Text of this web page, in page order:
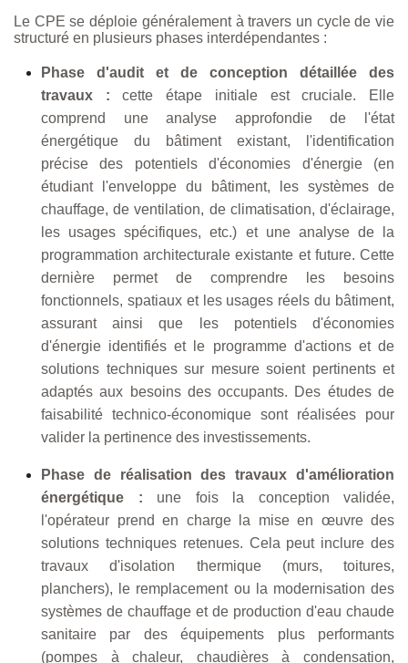
Le CPE se déploie généralement à travers un cycle de vie
structuré en plusieurs phases interdépendantes :
Phase d'audit et de conception détaillée des
travaux : cette étape initiale est cruciale. Elle
comprend une analyse approfondie de l'état
énergétique du bâtiment existant, l'identification
précise des potentiels d'économies d'énergie (en
étudiant l'enveloppe du bâtiment, les systèmes de
chauffage, de ventilation, de climatisation, d'éclairage,
les usages spécifiques, etc.) et une analyse de la
programmation architecturale existante et future. Cette
dernière permet de comprendre les besoins
fonctionnels, spatiaux et les usages réels du bâtiment,
assurant ainsi que les potentiels d'économies
d'énergie identifiés et le programme d'actions et de
solutions techniques sur mesure soient pertinents et
adaptés aux besoins des occupants. Des études de
faisabilité technico-économique sont réalisées pour
valider la pertinence des investissements.
Phase de réalisation des travaux d'amélioration
énergétique : une fois la conception validée,
l'opérateur prend en charge la mise en œuvre des
solutions techniques retenues. Cela peut inclure des
travaux d'isolation thermique (murs, toitures,
planchers), le remplacement ou la modernisation des
systèmes de chauffage et de production d'eau chaude
sanitaire par des équipements plus performants
(pompes à chaleur, chaudières à condensation,